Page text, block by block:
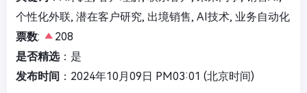
个性化外联, 潜在客户研究, 出境销售, AI技术, 业务自动化
票数:
208
是否精选：是
发布时间 ：2024年10月09日 PM03:01 (北京时间)